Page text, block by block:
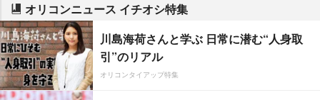
オリコンニュース イチオシ特集
川島海荷さんと学ぶ 日常に潜む“人身取
引”のリアル
オリコンタイアップ特集